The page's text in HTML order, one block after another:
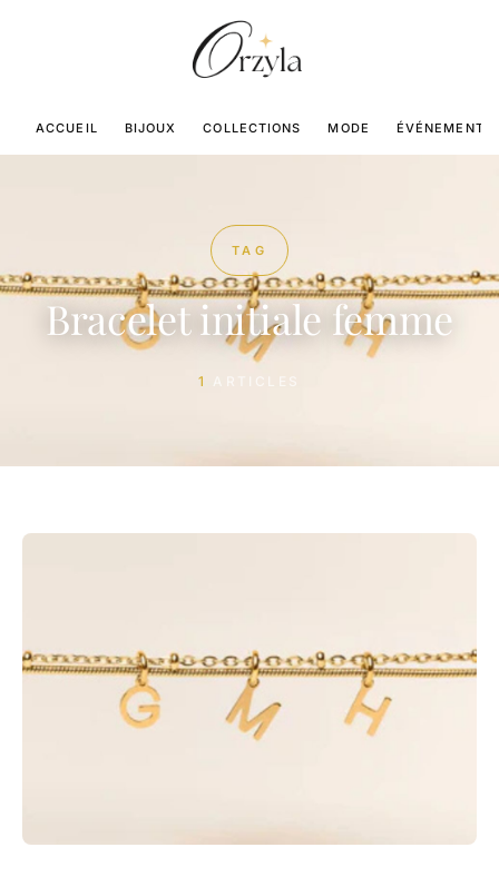
ACCUEIL BIJOUX COLLECTIONS MODE ÉVÉNEMENTS
TAG
Bracelet initiale femme
1 ARTICLES